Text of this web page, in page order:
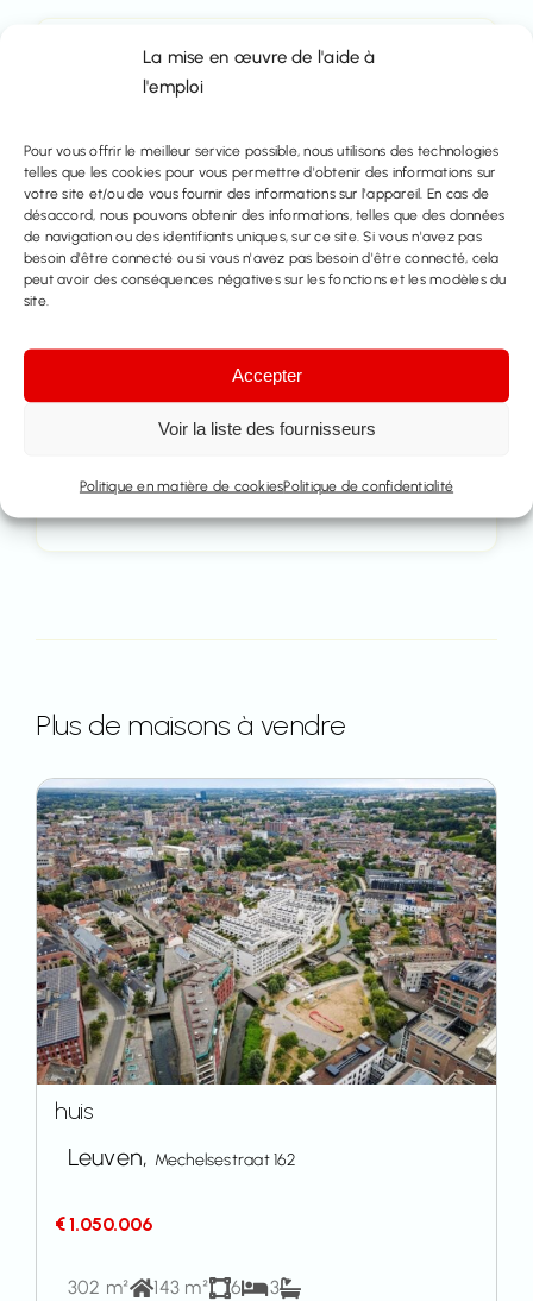
La mise en œuvre de l'aide à
l'emploi
Pour vous offrir le meilleur service possible, nous utilisons des technologies
telles que les cookies pour vous permettre d'obtenir des informations sur
votre site et/ou de vous fournir des informations sur l'appareil. En cas de
désaccord, nous pouvons obtenir des informations, telles que des données
de navigation ou des identifiants uniques, sur ce site. Si vous n'avez pas
besoin d'être connecté ou si vous n'avez pas besoin d'être connecté, cela
peut avoir des conséquences négatives sur les fonctions et les modèles du
site.
Accepter
Voir la liste des fournisseurs
Politique en matière de cookiesPolitique de confidentialité
info@immo-time.be
Tél :
016414100
Prenez rendez-vous
Partager ce bien
Plus de maisons à vendre
huis
Leuven, Mechelsestraat 162
€ 1.050.006
302 m² 143 m² 6 3